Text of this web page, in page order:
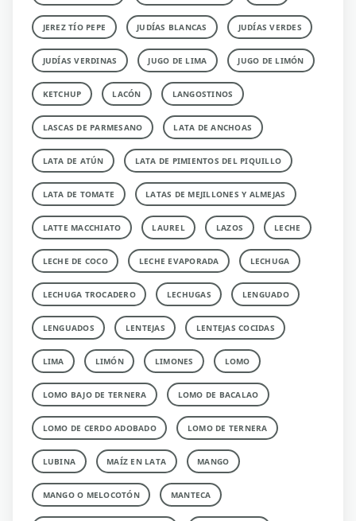
JEREZ TÍO PEPE JUDÍAS BLANCAS JUDÍAS VERDES
JUDÍAS VERDINAS JUGO DE LIMA JUGO DE LIMÓN
KETCHUP LACÓN LANGOSTINOS
LASCAS DE PARMESANO LATA DE ANCHOAS
LATA DE ATÚN LATA DE PIMIENTOS DEL PIQUILLO
LATA DE TOMATE LATAS DE MEJILLONES Y ALMEJAS
LATTE MACCHIATO LAUREL LAZOS LECHE
LECHE DE COCO LECHE EVAPORADA LECHUGA
LECHUGA TROCADERO LECHUGAS LENGUADO
LENGUADOS LENTEJAS LENTEJAS COCIDAS
LIMA LIMÓN LIMONES LOMO
LOMO BAJO DE TERNERA LOMO DE BACALAO
LOMO DE CERDO ADOBADO LOMO DE TERNERA
LUBINA MAÍZ EN LATA MANGO
MANGO O MELOCOTÓN MANTECA